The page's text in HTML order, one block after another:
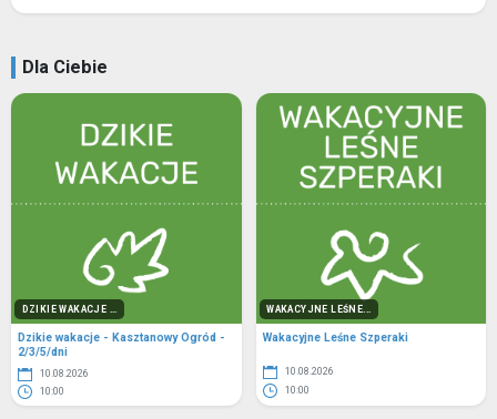
Dla Ciebie
DZIKIE WAKACJE ...
Dzikie wakacje - Kasztanowy Ogród -
2/3/5/dni
10.08.2026
10:00
WAKACYJNE LEŚNE...
Wakacyjne Leśne Szperaki
10.08.2026
10:00